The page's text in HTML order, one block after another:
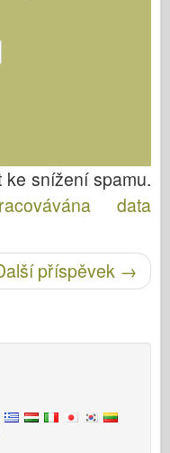
ke snížení spamu.
data
příspěvek →